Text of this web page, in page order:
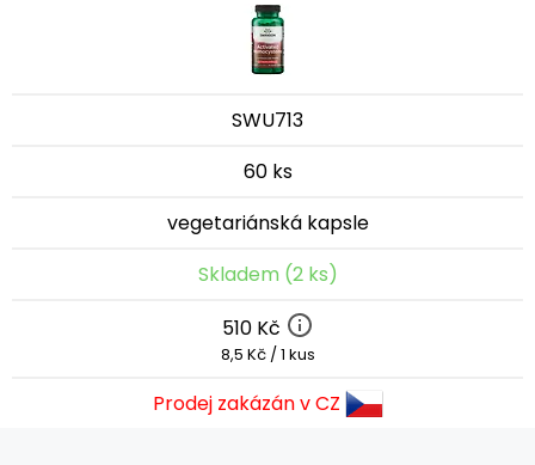
SWU713
60 ks
vegetariánská kapsle
Skladem (2 ks)
510 Kč
8,5 Kč / 1 kus
Prodej zakázán v CZ